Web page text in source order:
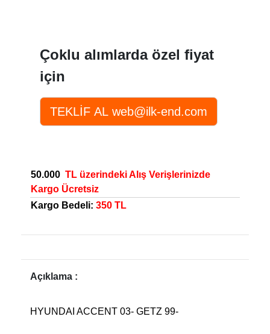
Çoklu alımlarda özel fiyat
için
50.000 TL üzerindeki Alış Verişlerinizde
Kargo Ücretsiz
Kargo Bedeli: 350 TL
Açıklama :
HYUNDAI ACCENT 03- GETZ 99-